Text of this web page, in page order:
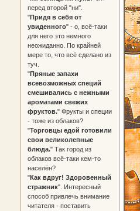
перед второй "ни".
"Придя в себя от
увиденного" - о, всё-таки
для него это немного
неожиданно. По крайней
мере то, что всё сделано из
туч.
"Пряные запахи
всевозможных специй
смешивались с нежными
ароматами свежих
фруктов." Фрукты и специи
- тоже из облаков?
"Торговцы едой готовили
свои великолепные
блюда." Так город из
облаков всё-таки кем-то
населён?
"Как вдруг! Здоровенный
стражник". Интересный
способ привлечь внимание
читателя - поставить